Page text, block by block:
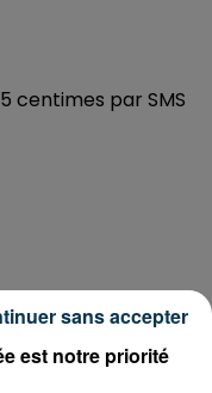
centimes par SMS
est notre priorité
sans accepter